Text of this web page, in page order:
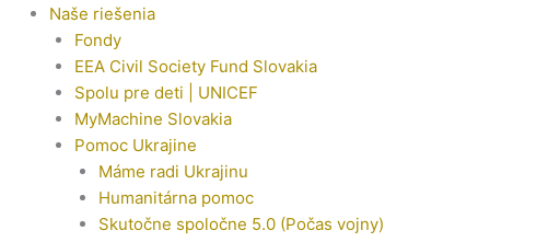
Naše riešenia
Fondy
EEA Civil Society Fund Slovakia
Spolu pre deti | UNICEF
MyMachine Slovakia
Pomoc Ukrajine
Máme radi Ukrajinu
Humanitárna pomoc
Skutočne spoločne 5.0 (Počas vojny)